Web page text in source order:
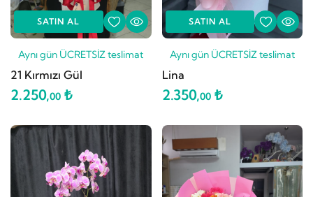
SATIN AL
Aynı gün ÜCRETSİZ teslimat
21 Kırmızı Gül
2.250,00 ₺
SATIN AL
Aynı gün ÜCRETSİZ teslimat
Lina
2.350,00₺